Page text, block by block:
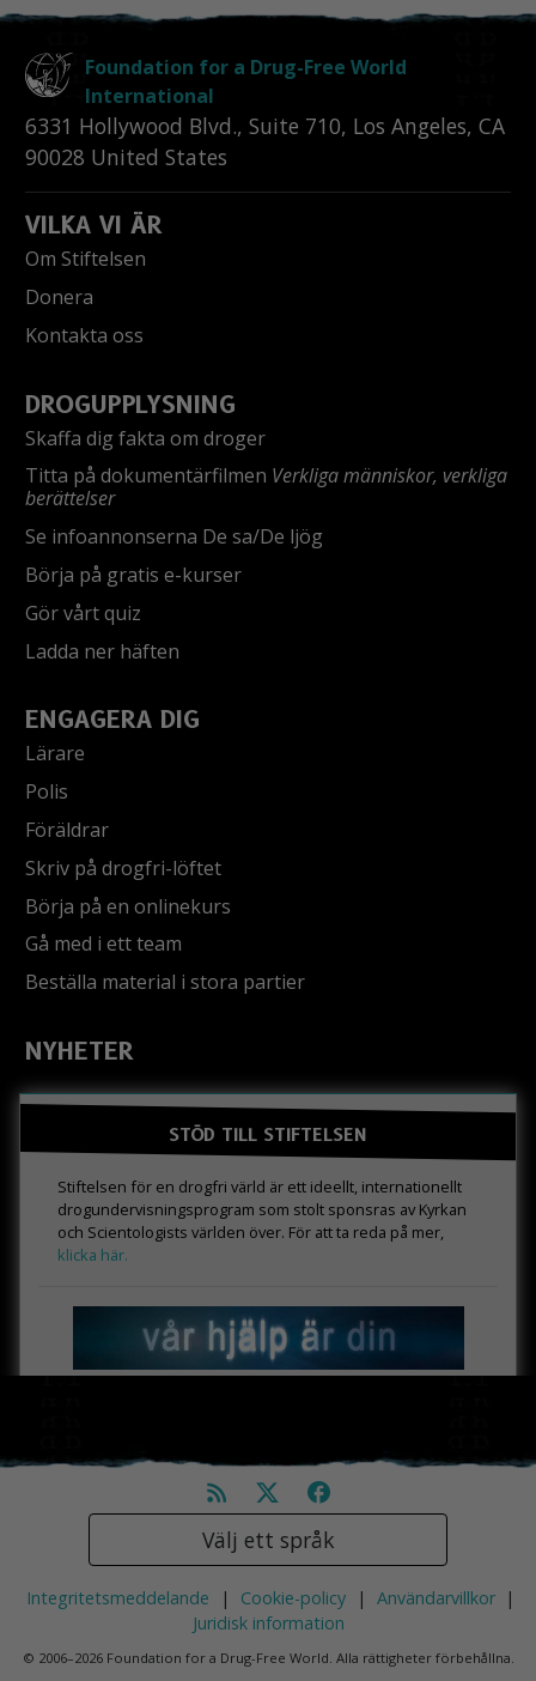
Foundation for a Drug-Free World
International
6331 Hollywood Blvd., Suite 710, Los Angeles, CA
90028 United States
VILKA VI ÄR
Om Stiftelsen
Donera
Kontakta oss
DROGUPPLYSNING
Skaffa dig fakta om droger
Titta på dokumentärfilmen Verkliga människor, verkliga
berättelser
Se infoannonserna De sa/De ljög
Börja på gratis e-kurser
Gör vårt quiz
Ladda ner häften
ENGAGERA DIG
Lärare
Polis
Föräldrar
Skriv på drogfri-löftet
Börja på en onlinekurs
Gå med i ett team
Beställa material i stora partier
NYHETER
STÖD TILL STIFTELSEN
Stiftelsen för en drogfri värld är ett ideellt, internationellt
drogundervisningsprogram som stolt sponsras av Kyrkan
och Scientologists världen över. För att ta reda på mer,
klicka här.
Välj ett språk
Integritetsmeddelande | Cookie-policy | Användarvillkor
|
Juridisk information
© 2006–2026 Foundation for a Drug-Free World. Alla rättigheter förbehållna.